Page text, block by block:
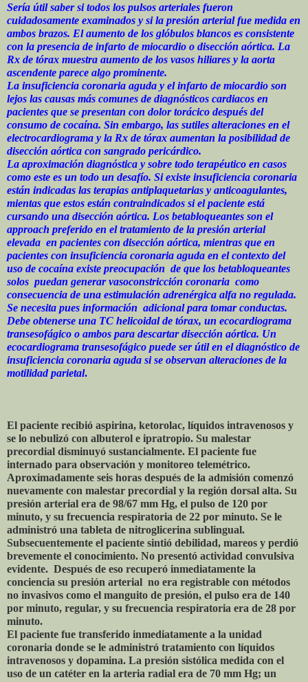
Sería útil saber si todos los pulsos arteriales fueron
cuidadosamente examinados y si la presión arterial fue medida en
ambos brazos. El aumento de los glóbulos blancos es consistente
con la presencia de infarto de miocardio o disección aórtica. La
Rx de tórax muestra aumento de los vasos hiliares y la aorta
ascendente parece algo prominente.
La insuficiencia coronaria aguda y el infarto de miocardio son
lejos las causas más comunes de diagnósticos cardiacos en
pacientes que se presentan con dolor torácico después del
consumo de cocaína. Sin embargo, las sutiles alteraciones en el
electrocardiograma y la Rx de tórax aumentan la posibilidad de
disección aórtica con sangrado pericárdico.
La aproximación diagnóstica y sobre todo terapéutico en casos
como este es un todo un desafío. Si existe insuficiencia coronaria
están indicadas las terapias antiplaquetarias y anticoagulantes,
mientas que estos están contraindicados si el paciente está
cursando una disección aórtica. Los betabloqueantes son el
approach preferido en el tratamiento de la presión arterial
elevada en pacientes con disección aórtica, mientras que en
pacientes con insuficiencia coronaria aguda en el contexto del
uso de cocaína existe preocupación de que los betabloqueantes
solos puedan generar vasoconstricción coronaria como
consecuencia de una estimulación adrenérgica alfa no regulada.
Se necesita pues información adicional para tomar conductas.
Debe obtenerse una TC helicoidal de tórax, un ecocardiograma
transesofágico o ambos para descartar disección aórtica. Un
ecocardiograma transesofágico puede ser útil en el diagnóstico de
insuficiencia coronaria aguda si se observan alteraciones de la
motilidad parietal.
El paciente recibió aspirina, ketorolac, líquidos intravenosos y
se lo nebulizó con albuterol e ipratropio. Su malestar
precordial disminuyó sustancialmente. El paciente fue
internado para observación y monitoreo telemétrico.
Aproximadamente seis horas después de la admisión comenzó
nuevamente con malestar precordial y la región dorsal alta. Su
presión arterial era de 98/67 mm Hg, el pulso de 120 por
minuto, y su frecuencia respiratoria de 22 por minuto. Se le
administró una tableta de nitroglicerina sublingual.
Subsecuentemente el paciente sintió debilidad, mareos y perdió
brevemente el conocimiento. No presentó actividad convulsiva
evidente. Después de eso recuperó inmediatamente la
conciencia su presión arterial no era registrable con métodos
no invasivos como el manguito de presión, el pulso era de 140
por minuto, regular, y su frecuencia respiratoria era de 28 por
minuto.
El paciente fue transferido inmediatamente a la unidad
coronaria donde se le administró tratamiento con líquidos
intravenosos y dopamina. La presión sistólica medida con el
uso de un catéter en la arteria radial era de 70 mm Hg; un